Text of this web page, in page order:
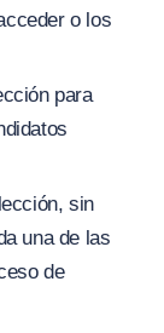
o los
para
sin
una de las
de